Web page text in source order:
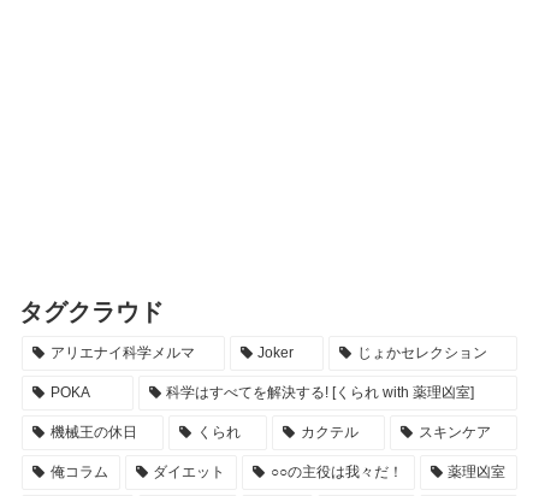
タグクラウド
アリエナイ科学メルマ Joker じょかセレクション
POKA 科学はすべてを解決する! [くられ with 薬理凶室]
機械王の休日 くられ カクテル スキンケア
俺コラム ダイエット ○○の主役は我々だ！ 薬理凶室